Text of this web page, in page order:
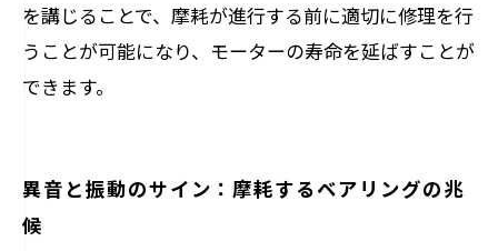
を講じることで、摩耗が進行する前に適切に修理を行
うことが可能になり、モーターの寿命を延ばすことが
できます。
異音と振動のサイン：摩耗するベアリングの兆
候